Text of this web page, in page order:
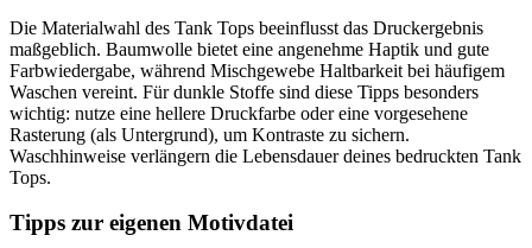
Die Materialwahl des Tank Tops beeinflusst das Druckergebnis
maßgeblich. Baumwolle bietet eine angenehme Haptik und gute
Farbwiedergabe, während Mischgewebe Haltbarkeit bei häufigem
Waschen vereint. Für dunkle Stoffe sind diese Tipps besonders
wichtig: nutze eine hellere Druckfarbe oder eine vorgesehene
Rasterung (als Untergrund), um Kontraste zu sichern.
Waschhinweise verlängern die Lebensdauer deines bedruckten Tank
Tops.
Tipps zur eigenen Motivdatei